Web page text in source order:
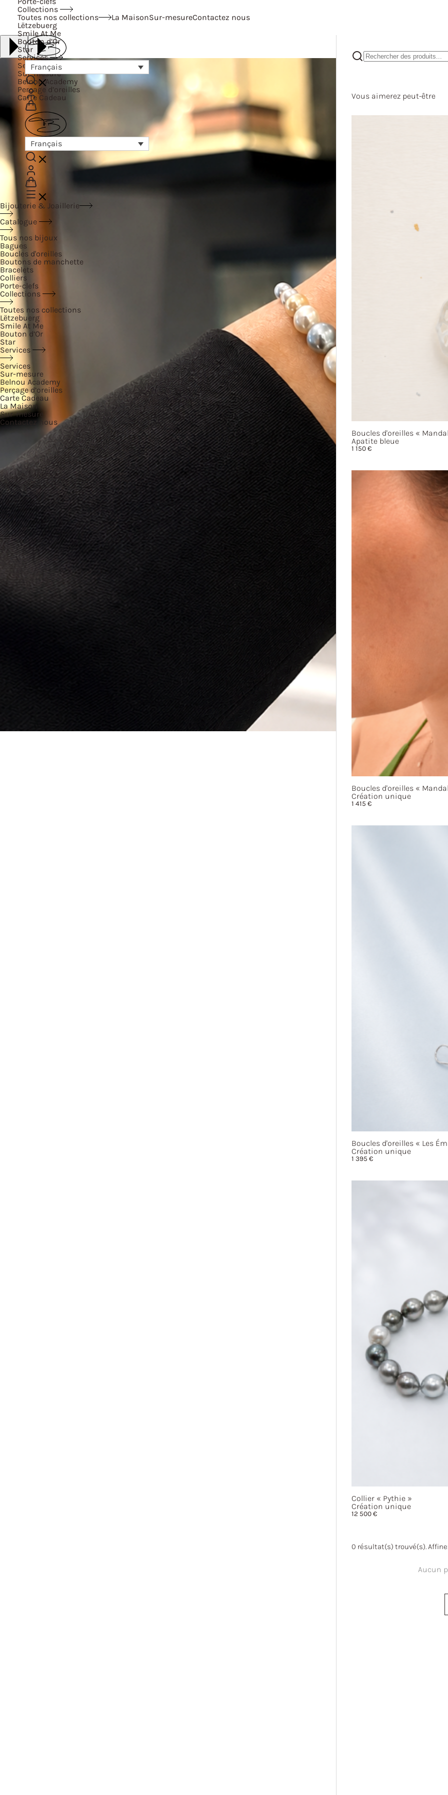
Collections
Toutes nos collections
Lëtzebuerg
Smile At Me
Bouton d’Or
Star
Services
Services
Sur-mesure
Belnou Academy
Perçage d’oreilles
Carte Cadeau
La MaisonSur-mesureContactez nous
Français
Français
Bijouterie & Joaillerie
Catalogue
Tous nos bijoux
Bagues
Boucles d'oreilles
Boutons de manchette
Bracelets
Colliers
Porte-clefs
Collections
Toutes nos collections
Lëtzebuerg
Smile At Me
Bouton d’Or
Star
Services
Services
Sur-mesure
Belnou Academy
Perçage d’oreilles
Carte Cadeau
La Maison
Sur-mesure
Contactez nous
Vous aimerez peut-être
Boucles d'oreilles «
Apatite bleue
1 150€
Boucles d'oreilles «
Création unique
1 415 €
Boucles d'oreilles « Les
Création unique
1 395 €
Collier « Pythie »
Création unique
12 500€
0 résultat(s) trouvé(s).
Aucun